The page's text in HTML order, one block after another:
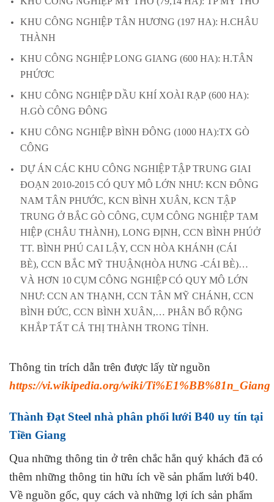
KHU CÔNG NGHIỆP TÂN HƯƠNG (197 HA): H.CHÂU
THÀNH
KHU CÔNG NGHIỆP LONG GIANG (600 HA): H.TÂN
PHỨƠC
KHU CÔNG NGHIỆP DẦU KHÍ XOÀI RẠP (600 HA):
H.GÒ CÔNG ĐÔNG
KHU CÔNG NGHIỆP BÌNH ĐÔNG (1000 HA):TX GÒ
CÔNG
DỰ ÁN CÁC KHU CÔNG NGHIỆP TẬP TRUNG GIAI
ĐOẠN 2010-2015 CÓ QUY MÔ LỚN NHƯ: KCN ĐÔNG
NAM TÂN PHƯỚC, KCN BÌNH XUÂN, KCN TẬP
TRUNG Ở BẮC GÒ CÔNG, CỤM CÔNG NGHIỆP TAM
HIỆP (CHÂU THÀNH), LONG ĐỊNH, CCN BÌNH PHÚỞ
TT. BÌNH PHÚ CAI LẬY, CCN HÒA KHÁNH (CÁI
BÈ), CCN BẮC MỸ THUẬN(HÒA HƯNG -CÁI BÈ)…
VÀ HƠN 10 CỤM CÔNG NGHIỆP CÓ QUY MÔ LỚN
NHƯ: CCN AN THẠNH, CCN TÂN MỸ CHÁNH, CCN
BÌNH ĐỨC, CCN BÌNH XUÂN,… PHÂN BỐ RỘNG
KHẮP TẤT CẢ THỊ THÀNH TRONG TỈNH.
Thông tin trích dẫn trên được lấy từ nguồn
https://vi.wikipedia.org/wiki/Ti%E1%BB%81n_Giang
Thành Đạt Steel nhà phân phối lưới B40 uy tín tại
Tiền Giang
Qua những thông tin ở trên chắc hẳn quý khách đã có
thêm những thông tin hữu ích về sản phẩm lưới b40.
Về nguồn gốc, quy cách và những lợi ích sản phẩm